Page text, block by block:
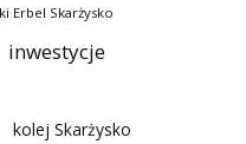
Erbel Skarżysko
inwestycje
kolej Skarżysko